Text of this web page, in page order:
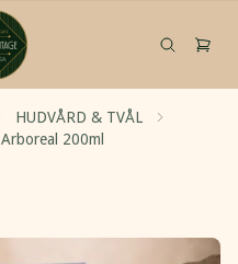
HUDVÅRD & TVÅL
200ml